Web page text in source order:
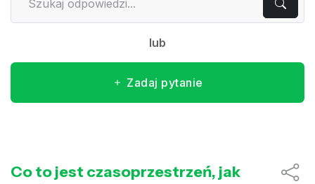
lub
Zadaj pytanie
Co to jest czasoprzestrzeń, jak